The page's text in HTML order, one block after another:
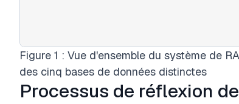
Figure 1 : Vue d'ensemble du système de
des cinq bases de données distinctes
Processus de réflexion